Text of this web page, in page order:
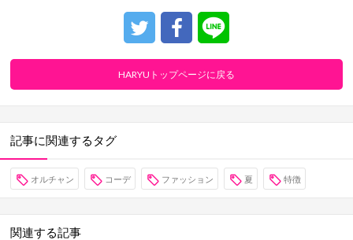
HARYUトップページに戻る
記事に関連するタグ
オルチャン コーデ ファッション 夏 特徴
関連する記事